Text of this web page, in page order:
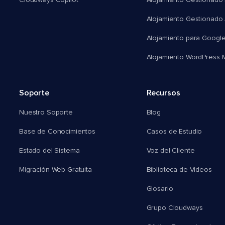
Alojamiento Gestionado
Alojamiento para
Alojamiento WordPress
Soporte
Nuestro Soporte
Base de Conocimientos
Estado del Sistema
Migración Web Gratuita
Recursos
Blog
Casos de Estudio
Voz del Cliente
Biblioteca de Videos
Glosario
Grupo Cloudways